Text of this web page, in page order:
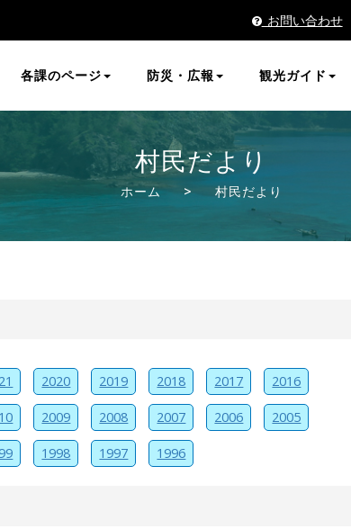
_お問い合わせ
各課のページ 防災・広報 観光ガイド
村民だより
ホーム > 村民だより
2020 2019 2018 2017 2016
2009 2008 2007 2006 2005
1998 1997 1996